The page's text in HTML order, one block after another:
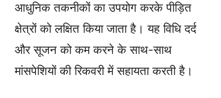
आधुनिक तकनीकों का उपयोग करके पीड़ित
क्षेत्रों को लक्षित किया जाता है। यह विधि दर्द
और सूजन को कम करने के साथ-साथ
मांसपेशियों की रिकवरी में सहायता करती है।